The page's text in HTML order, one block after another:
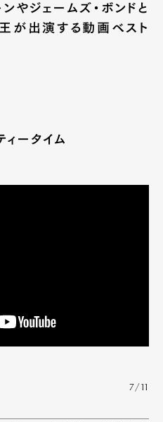
ンやジェームズ・ボンドと
が出演する動画ベスト
ィータイム
7/11